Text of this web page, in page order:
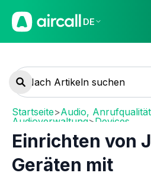
DE
Startseite>Audio,
Audioverwaltung>Devices
Einrichten von
Geräten mit